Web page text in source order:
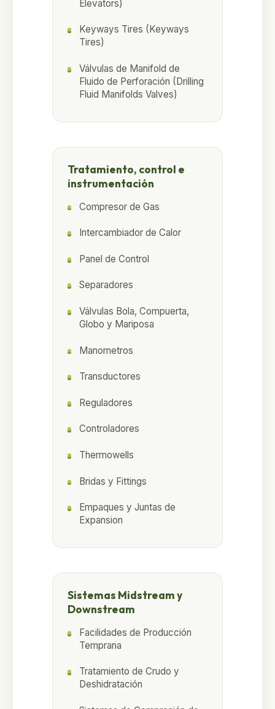
Elevators)
Keyways Tires (Keyways
Tires)
Válvulas de Manifold de
Fluido de Perforación (Drilling
Fluid Manifolds Valves)
Tratamiento, control e
instrumentación
Compresor de Gas
Intercambiador de Calor
Panel de Control
Separadores
Válvulas Bola, Compuerta,
Globo y Mariposa
Manometros
Transductores
Reguladores
Controladores
Thermowells
Bridas y Fittings
Empaques y Juntas de
Expansion
Sistemas Midstream y
Downstream
Facilidades de Producción
Temprana
Tratamiento de Crudo y
Deshidratación